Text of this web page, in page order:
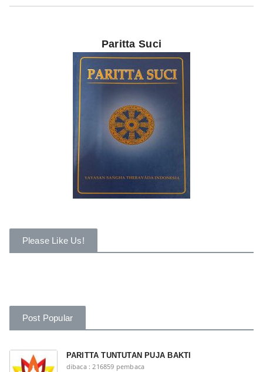
Paritta Suci
Please Like Us!
Post Popular
PARITTA TUNTUTAN PUJA BAKTI
dibaca : 216859 pembaca